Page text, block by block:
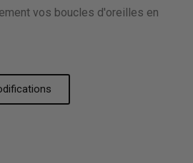
vos boucles d'oreilles en